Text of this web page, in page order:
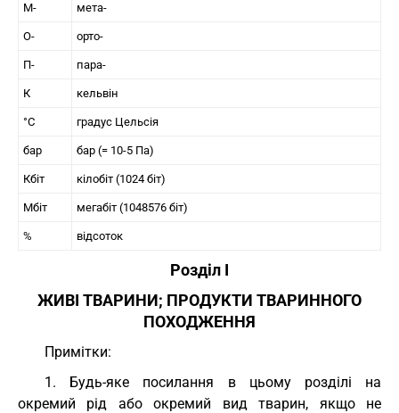
М- мета-
О- орто-
П- пара-
К кельвін
°C градус Цельсія
бар бар (= 10-5 Па)
Кбіт кілобіт (1024 біт)
Мбіт мегабіт (1048576 біт)
% відсоток
Розділ I
ЖИВІ ТВАРИНИ; ПРОДУКТИ ТВАРИННОГО
ПОХОДЖЕННЯ
Примітки:
1. Будь-яке посилання в цьому розділі на
окремий рід або окремий вид тварин, якщо не